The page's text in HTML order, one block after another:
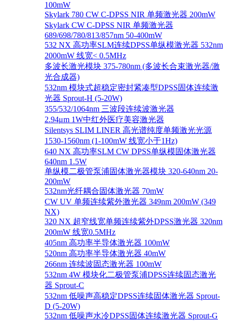
100mW
Skylark 780 CW C-DPSS NIR 单频激光器 200mW
Skylark CW C-DPSS NIR 单频激光器
689/698/780/813/857nm 50-400mW
532 NX 高功率SLM连续DPSS单纵模激光器 532nm
2000mW 线宽< 0.5MHz
多波长激光模块 375-780nm (多波长合束激光器/激
光合成器)
532nm 模块式超稳定密封紧凑型DPSS固体连续激
光器 Sprout-H (5-20W)
355/532/1064nm 三波段连续波激光器
2.94μm 1W中红外医疗美容激光器
Silentsys SLIM LINER 高光谱纯度单频激光光源
1530-1560nm (1-100mW 线宽小于1Hz)
640 NX 高功率SLM CW DPSS单纵模固体激光器
640nm 1.5W
单纵模二极管泵浦固体激光器模块 320-640nm 20-
200mW
532nm光纤耦合固体激光器 70mW
CW UV 单频连续紫外激光器 349nm 200mW (349
NX)
320 NX 超窄线宽单频连续紫外DPSS激光器 320nm
200mW 线宽0.5MHz
405nm 高功率半导体激光器 100mW
520nm 高功率半导体激光器 40mW
266nm 连续波固态激光器 100mW
532nm 4W 模块化二极管泵浦DPSS连续固态激光
器 Sprout-C
532nm 低噪声高稳定DPSS连续固体激光器 Sprout-
D (5-20W)
532nm 低噪声水冷DPSS固体连续激光器 Sprout-G